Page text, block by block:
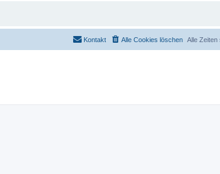
Alle Zeiten
Alle Cookies löschen
Kontakt